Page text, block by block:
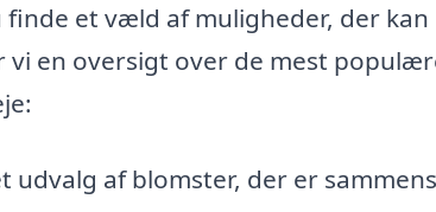
et væld af muligheder, der kan
en oversigt over de mest
udvalg af blomster, der er